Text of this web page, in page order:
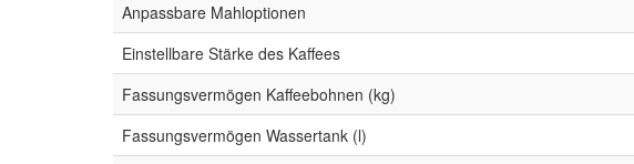
Anpassbare Mahloptionen
Einstellbare Stärke des Kaffees
Fassungsvermögen Kaffeebohnen (kg)
Fassungsvermögen Wassertank (l)